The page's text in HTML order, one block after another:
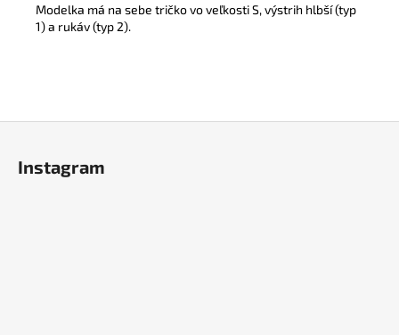
Modelka má na sebe tričko vo veľkosti S, výstrih hlbší (typ
1) a rukáv (typ 2).
Instagram